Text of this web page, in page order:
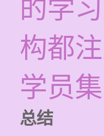
的学
构都
学员
总结